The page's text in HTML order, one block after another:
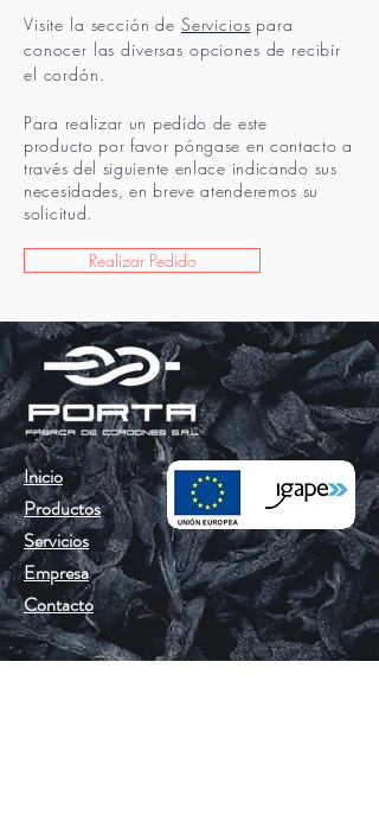
Visite la sección de Servicios para
conocer las diversas opciones de recibir
el cordón.
Para realizar un pedido de este
producto por favor póngase en contacto a
través del siguiente enlace indicando sus
necesidades, en breve atenderemos su
solicitud.
Realizar Pedido
Inicio
Productos
Servicios
Empresa
Contacto
Email:info@porta-srl.com